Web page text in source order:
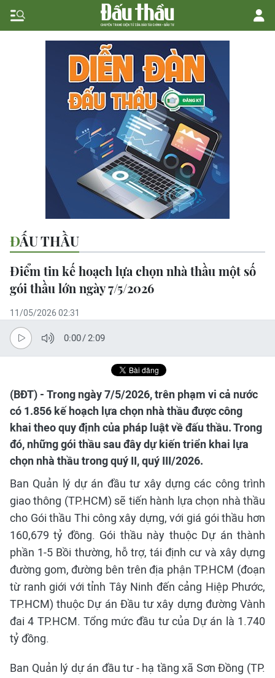
ĐẤU THẦU
Điểm tin kế hoạch lựa chọn nhà thầu một số
gói thầu lớn ngày 7/5/2026
11/05/2026 02:31
0:00/2:09
(BĐT) - Trong ngày 7/5/2026, trên phạm vi cả nước
có 1.856 kế hoạch lựa chọn nhà thầu được công
khai theo quy định của pháp luật về đấu thầu. Trong
đó, những gói thầu sau đây dự kiến triển khai lựa
chọn nhà thầu trong quý II, quý III/2026.
Ban Quản lý dự án đầu tư xây dựng các công trình
giao thông (TP.HCM) sẽ tiến hành lựa chọn nhà thầu
cho Gói thầu Thi công xây dựng, với giá gói thầu hơn
160,679 tỷ đồng. Gói thầu này thuộc Dự án thành
phần 1-5 Bồi thường, hỗ trợ, tái định cư và xây dựng
đường gom, đường bên trên địa phận TP.HCM (đoạn
từ ranh giới với tỉnh Tây Ninh đến cảng Hiệp Phước,
TP.HCM) thuộc Dự án Đầu tư xây dựng đường Vành
đai 4 TP.HCM. Tổng mức đầu tư của Dự án là 1.740
tỷ đồng.
Ban Quản lý dự án đầu tư - hạ tầng xã Sơn Đồng (TP.